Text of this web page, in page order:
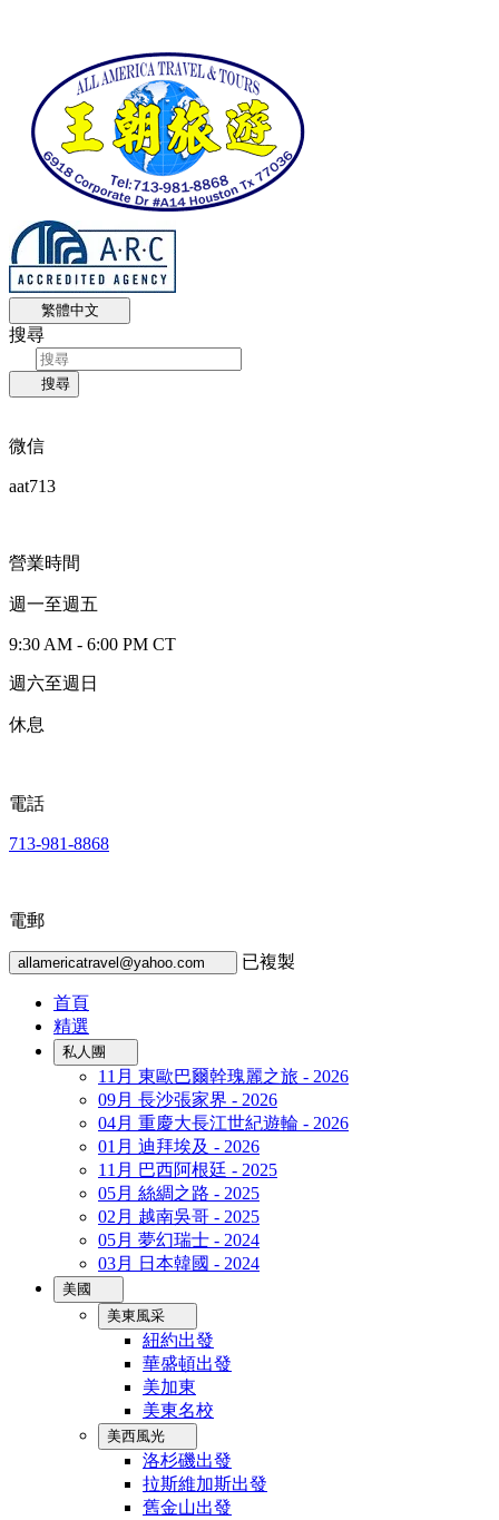
繁體中文
搜尋
搜尋
微信
aat713
營業時間
週一至週五
9:30 AM - 6:00 PM CT
週六至週日
休息
電話
713-981-8868
電郵
allamericatravel@yahoo.com 已複製
首頁
精選
私人團
11月 東歐巴爾幹瑰麗之旅 - 2026
09月 長沙張家界 - 2026
04月 重慶大長江世紀遊輪 - 2026
01月 迪拜埃及 - 2026
11月 巴西阿根廷 - 2025
05月 絲綢之路 - 2025
02月 越南吳哥 - 2025
05月 夢幻瑞士 - 2024
03月 日本韓國 - 2024
美國
美東風采
紐約出發
華盛頓出發
美加東
美東名校
美西風光
洛杉磯出發
拉斯維加斯出發
舊金山出發